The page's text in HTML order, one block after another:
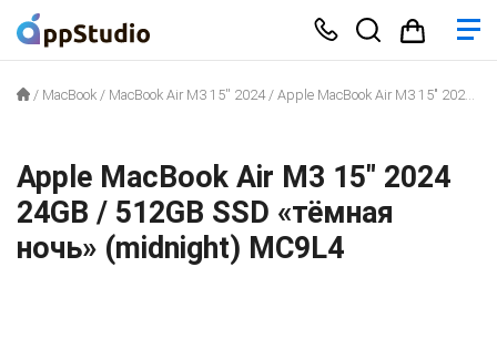
/ MacBook / MacBook Air M3 15'' 2024/ Apple MacBook Air M3 15″ 2024 24GB / 512GB SSD «тёмная ночь» (midnight) MC9L4
Apple MacBook Air M3 15″ 2024
24GB / 512GB SSD «тёмная
ночь» (midnight) MC9L4